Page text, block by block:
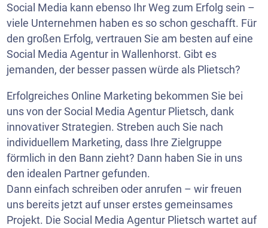
Social Media kann ebenso Ihr Weg zum Erfolg sein –
viele Unternehmen haben es so schon geschafft. Für
den großen Erfolg, vertrauen Sie am besten auf eine
Social Media Agentur in Wallenhorst. Gibt es
jemanden, der besser passen würde als Plietsch?
Erfolgreiches Online Marketing bekommen Sie bei
uns von der Social Media Agentur Plietsch, dank
innovativer Strategien. Streben auch Sie nach
individuellem Marketing, dass Ihre Zielgruppe
förmlich in den Bann zieht? Dann haben Sie in uns
den idealen Partner gefunden.
Dann einfach schreiben oder anrufen – wir freuen
uns bereits jetzt auf unser erstes gemeinsames
Projekt. Die Social Media Agentur Plietsch wartet auf